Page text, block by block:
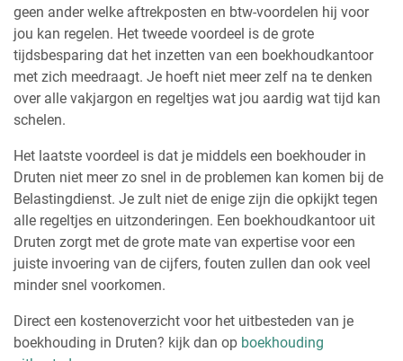
geen ander welke aftrekposten en btw-voordelen hij voor
jou kan regelen. Het tweede voordeel is de grote
tijdsbesparing dat het inzetten van een boekhoudkantoor
met zich meedraagt. Je hoeft niet meer zelf na te denken
over alle vakjargon en regeltjes wat jou aardig wat tijd kan
schelen.
Het laatste voordeel is dat je middels een boekhouder in
Druten niet meer zo snel in de problemen kan komen bij de
Belastingdienst. Je zult niet de enige zijn die opkijkt tegen
alle regeltjes en uitzonderingen. Een boekhoudkantoor uit
Druten zorgt met de grote mate van expertise voor een
juiste invoering van de cijfers, fouten zullen dan ook veel
minder snel voorkomen.
Direct een kostenoverzicht voor het uitbesteden van je
boekhouding in Druten? kijk dan op boekhouding